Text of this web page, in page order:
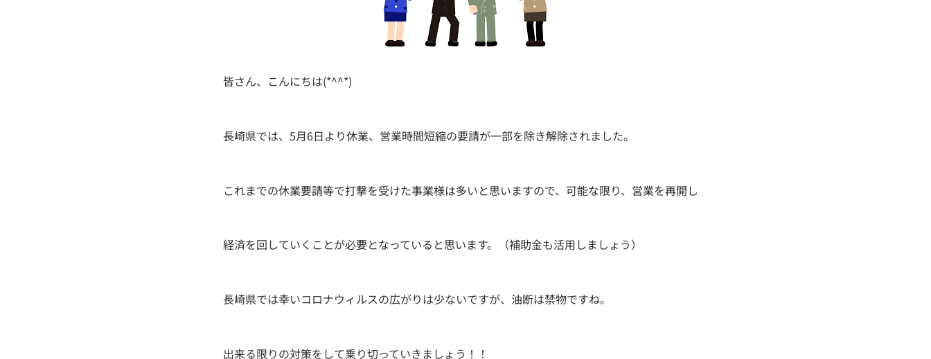
皆さん、こんにちは(*^^*)
長崎県では、5月6日より休業、営業時間短縮の要請が一部を除き解除されました。
これまでの休業要請等で打撃を受けた事業様は多いと思いますので、可能な限り、営業を再開し
経済を回していくことが必要となっていると思います。（補助金も活用しましょう）
長崎県では幸いコロナウィルスの広がりは少ないですが、油断は禁物ですね。
出来る限りの対策をして乗り切っていきましょう！！